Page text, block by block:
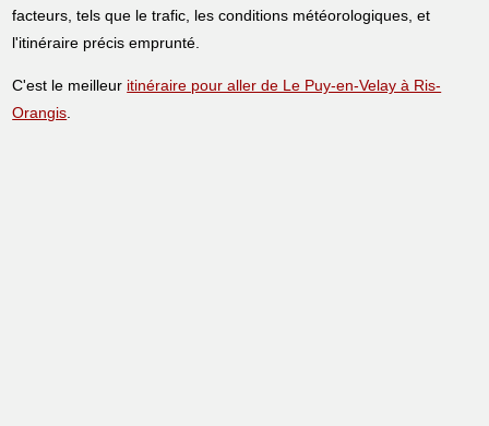
facteurs, tels que le trafic, les conditions météorologiques, et
l'itinéraire précis emprunté.
C'est le meilleur itinéraire pour aller de Le Puy-en-Velay à Ris-
Orangis.